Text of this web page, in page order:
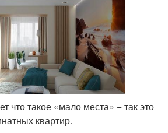
что такое «мало места» − так это
квартир.